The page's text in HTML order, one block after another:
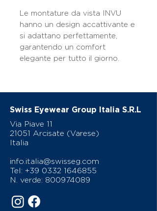
Le montature da vista INVU
hanno un design accattivante e
si adattano perfettamente,
garantendo un comfort
elegante per tutto il giorno.
Swiss Eyewear Group Italia S.R.L
Via Piave 11
21051 Arcisate (Varese)
Italia
info.italia@swisseg.com
Tel: +39 0332 1646855
N. verde: 800974089